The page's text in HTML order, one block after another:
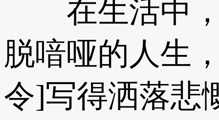
在生活中，
脱喑哑的人生
令]写得洒落悲